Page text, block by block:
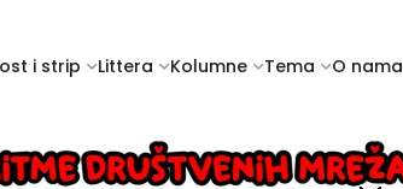
i strip Littera Kolumne Tema O nama